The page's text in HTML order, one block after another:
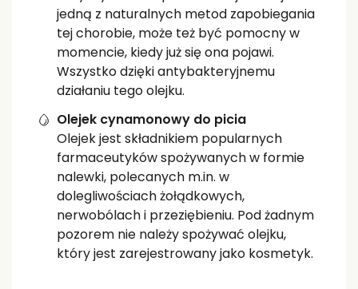
jedną z naturalnych metod zapobiegania
tej chorobie, może też być pomocny w
momencie, kiedy już się ona pojawi.
Wszystko dzięki antybakteryjnemu
działaniu tego olejku.
Olejek cynamonowy do picia
Olejek jest składnikiem popularnych
farmaceutyków spożywanych w formie
nalewki, polecanych m.in. w
dolegliwościach żołądkowych,
nerwobólach i przeziębieniu. Pod żadnym
pozorem nie należy spożywać olejku,
który jest zarejestrowany jako kosmetyk.